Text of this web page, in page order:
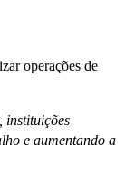
operações de
instituições
e aumentando a